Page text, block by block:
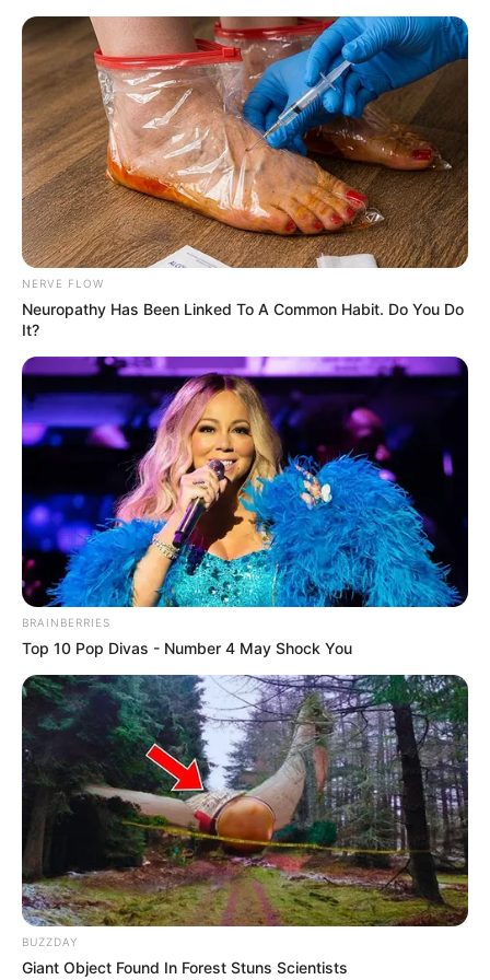
Schloss Weesenstein
Sächsische Schweiz-Osterzgebirge
NERVE FLOW
Neuropathy Has Been Linked To A Common Habit. Do You Do
It?
BRAINBERRIES
Top 10 Pop Divas - Number 4 May Shock You
BUZZDAY
Giant Object Found In Forest Stuns Scientists